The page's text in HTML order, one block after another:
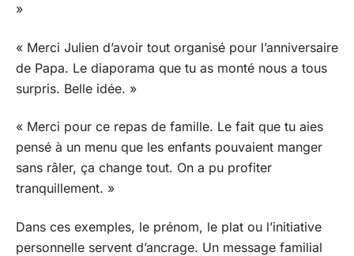
»
« Merci Julien d’avoir tout organisé pour l’anniversaire
de Papa. Le diaporama que tu as monté nous a tous
surpris. Belle idée. »
« Merci pour ce repas de famille. Le fait que tu aies
pensé à un menu que les enfants pouvaient manger
sans râler, ça change tout. On a pu profiter
tranquillement. »
Dans ces exemples, le prénom, le plat ou l’initiative
personnelle servent d’ancrage. Un message familial